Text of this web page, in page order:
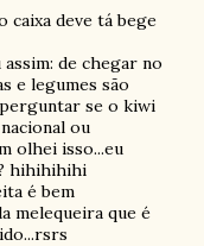
caixa deve tá bege
de chegar no
e legumes são
perguntar se o kiwi
ou
olhei isso...eu
hihihihihi
é bem
melequeira que é